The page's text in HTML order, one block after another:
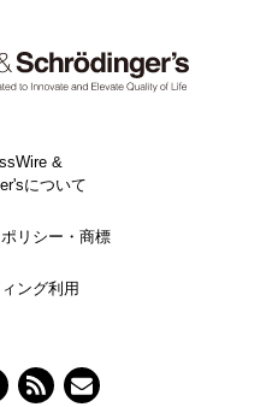
&
について
リシー・商標
ング利用